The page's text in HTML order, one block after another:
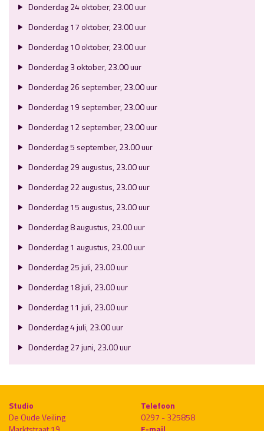
Donderdag 24 oktober, 23.00 uur
Donderdag 17 oktober, 23.00 uur
Donderdag 10 oktober, 23.00 uur
Donderdag 3 oktober, 23.00 uur
Donderdag 26 september, 23.00 uur
Donderdag 19 september, 23.00 uur
Donderdag 12 september, 23.00 uur
Donderdag 5 september, 23.00 uur
Donderdag 29 augustus, 23.00 uur
Donderdag 22 augustus, 23.00 uur
Donderdag 15 augustus, 23.00 uur
Donderdag 8 augustus, 23.00 uur
Donderdag 1 augustus, 23.00 uur
Donderdag 25 juli, 23.00 uur
Donderdag 18 juli, 23.00 uur
Donderdag 11 juli, 23.00 uur
Donderdag 4 juli, 23.00 uur
Donderdag 27 juni, 23.00 uur
Studio
De Oude Veiling
Telefoon
0297 - 325858